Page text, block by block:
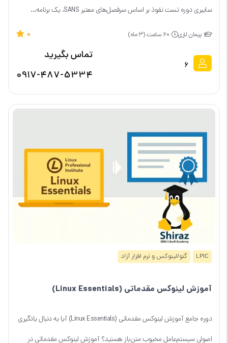
سایبری دوره تست نفوذ بر اساس سرفصل‌های معتبر SANS، یک برنامه...
پیمان لاری 60 ساعت (۳ ماه) 0
تماس بگیرید
0917-487-5334
LPIC گنو/لینوکس و نرم افزار آزاد
آموزش لینوکس مقدماتی (Linux Essentials)
دوره جامع آموزش لینوکس مقدماتی (Linux Essentials) آیا به دنبال یادگیری
اصولی سیستم‌عامل محبوب متن‌باز هستید؟ آموزش لینوکس مقدماتی در